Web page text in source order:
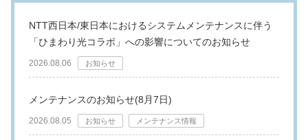
NTT西日本/東日本におけるシステムメンテナンスに伴う
「ひまわり光コラボ」への影響についてのお知らせ
2026.08.06 お知らせ
メンテナンスのお知らせ(8月7日)
2026.08.05 お知らせ メンテナンス情報